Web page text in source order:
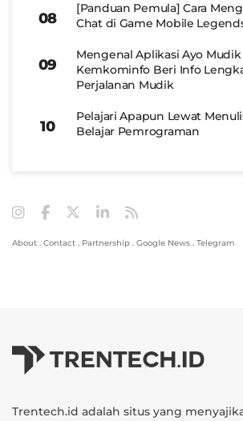
[Panduan Pemula] Cara
Chat di Game Mobile
Mengenal Aplikasi Ayo
Kemkominfo Beri Info
Perjalanan Mudik
Pelajari Apapun Lewat
Belajar Pemrograman
About . Contact . Partnership . Google News . Telegram
Trentech.id adalah situs yang